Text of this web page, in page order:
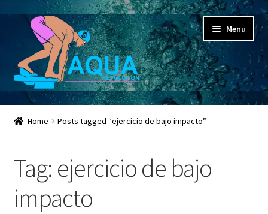
Skip
navigation
Skip
content
Menu
Aqua Revolution
Expand
Espacio Educativo
Social Media
Home Posts tagged “ejercicio de bajo impacto”
Tag: ejercicio de bajo
impacto